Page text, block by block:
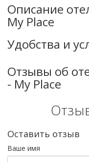
Описание
My Place
Удобства и
Отзывы об
- My Place
Оставить отзыв
Ваше имя